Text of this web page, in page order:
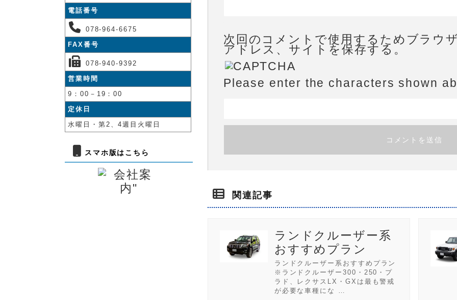
次回のコメントで使用するためブラウ
アドレス、サイトを保存する。
Please enter the characters shown
関連記事
ランドクルーザー系
おすすめプラン
ランドクルーザー系おすすめプラン
※ランドクルーザー300・250・プ
ラド、レクサスLX・GXは最も警戒
が必要な車種にな …
電話番号
078-964-6675
FAX番号
078-940-9392
営業時間
9：00－19：00
定休日
水曜日・第2、4週目火曜日
スマホ版はこちら